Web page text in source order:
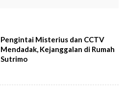
Pengintai Misterius dan CCTV
Mendadak, Kejanggalan di Rumah
Sutrimo